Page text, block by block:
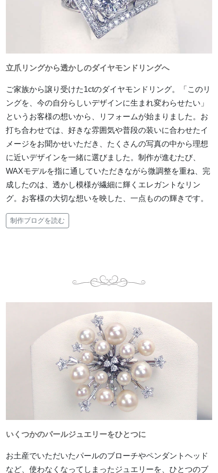
立爪リングから透かしのダイヤモンドリングへ
ご家族から譲り受けた1ctのダイヤモンドリング。「このリ
ングを、今の自分らしいデザインに生まれ変わらせたい」
というお客様の想いから、リフォームが始まりました。お
打ち合わせでは、好きな雰囲気や普段の装いに合わせたイ
メージをお聞かせいただき、たくさんの写真の中から理想
に近いデザインを一緒に選びました。制作が進むたび、
WAXモデルを指に通していただきながら微調整を重ね、完
成したのは、透かし模様が繊細に輝くエレガントなリン
グ。お客様の大切な想いを映した、一点ものの輝きです。
制作ブログを読む
いくつかのパールジュエリーをひとつに
お土産でいただいたパールのブローチやペンダントヘッド
など、使わなくなってしまったジュエリーを、ひとつのブ